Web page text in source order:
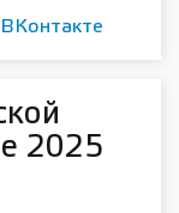
ВКонтакте
2025